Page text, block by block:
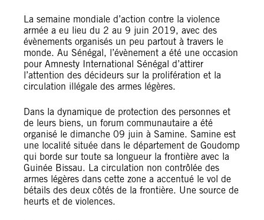
La semaine mondiale d’action contre la violence
armée a eu lieu du 2 au 9 juin 2019, avec des
évènements organisés un peu partout à travers le
monde. Au Sénégal, l’évènement a été une occasion
pour Amnesty International Sénégal d’attirer
l’attention des décideurs sur la prolifération et la
circulation illégale des armes légères.
Dans la dynamique de protection des personnes et
de leurs biens, un forum communautaire a été
organisé le dimanche 09 juin à Samine. Samine est
une localité située dans le département de Goudomp
qui borde sur toute sa longueur la frontière avec la
Guinée Bissau. La circulation non contrôlée des
armes légères dans cette zone a accentué le vol de
bétails des deux côtés de la frontière. Une source de
heurts et de violences.